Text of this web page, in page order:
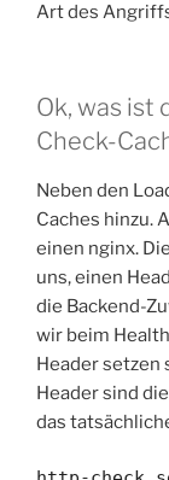
Art des
Ok, was ist
Check-
Neben den
Caches hinzu.
einen nginx.
uns, einen
die Backend-
wir beim
Header setzen
Header sind
das